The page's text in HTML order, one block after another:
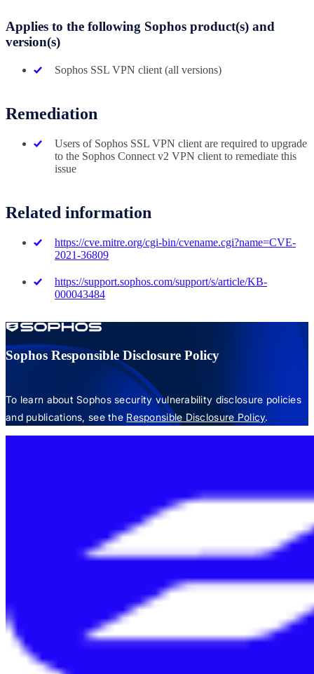
Applies to the following Sophos product(s) and
version(s)
Sophos SSL VPN client (all versions)
Remediation
Users of Sophos SSL VPN client are required to upgrade
to the Sophos Connect v2 VPN client to remediate this
issue
Related information
https://cve.mitre.org/cgi-bin/cvename.cgi?name=CVE-
2021-36809
https://support.sophos.com/support/s/article/KB-
000043484
Sophos Responsible Disclosure Policy
To learn about Sophos security vulnerability disclosure policies
and publications, see the Responsible Disclosure Policy.